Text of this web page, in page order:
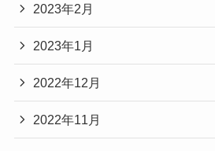
2023年2月
2023年1月
2022年12月
2022年11月